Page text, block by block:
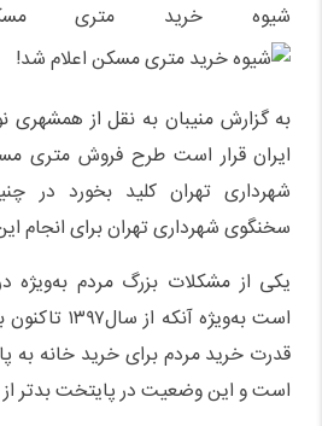
شیوه خرید متری
به گزارش منیبان به نقل از همشهری
ایران قرار است طرح فروش متری
شهرداری تهران کلید بخورد در
سخنگوی شهرداری تهران برای انجام
یکی از مشکلات بزرگ مردم
است به‌ویژه
قدرت خرید مردم برای خرید خانه به
است و این وضعیت در پایتخت بدتر